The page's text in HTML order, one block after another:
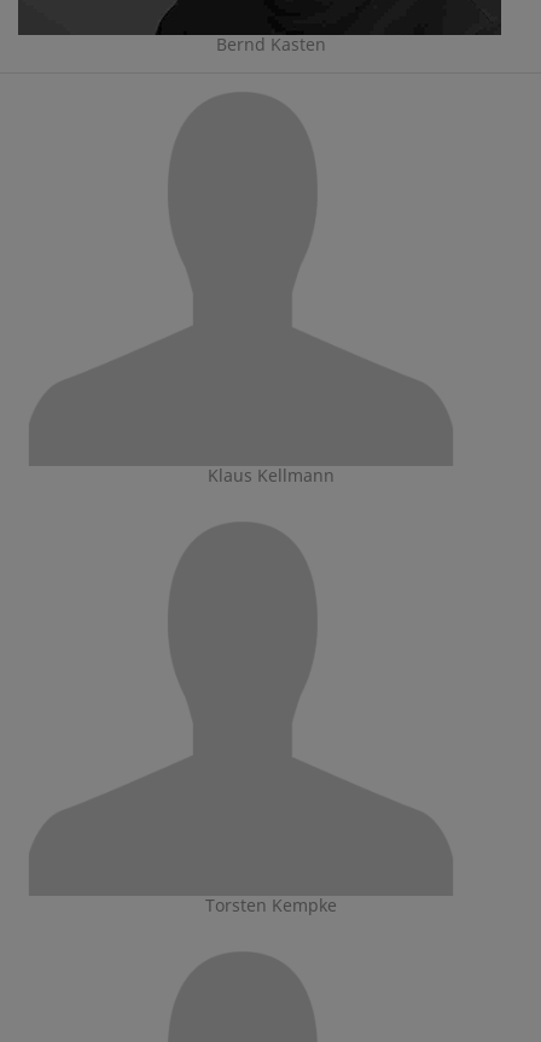
Bernd Kasten
Klaus Kellmann
Torsten Kempke